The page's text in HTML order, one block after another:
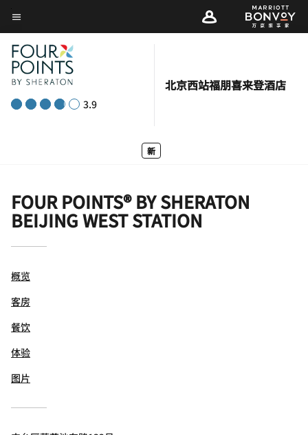
Skip
to
main
content
菜单文本
3.9
北京西站福朋喜来登酒店
新
FOUR POINTS® BY SHERATON
BEIJING WEST STATION
概览
客房
餐饮
体验
图片